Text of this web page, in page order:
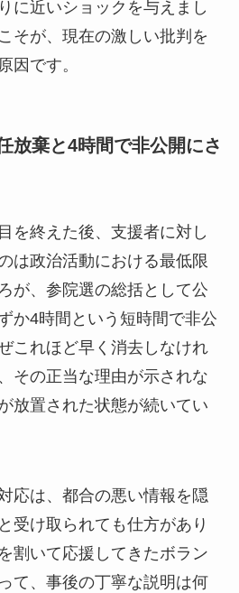
に近いショックを与えまし
そが、現在の激しい批判を
因です。
放棄と4時間で非公開にさ
を終えた後、支援者に対し
は政治活動における最低限
が、参院選の総括として公
か4時間という短時間で非公
これほど早く消去しなけれ
その正当な理由が示されな
放置された状態が続いてい
応は、都合の悪い情報を隠
受け取られても仕方があり
割いて応援してきたボラン
て、事後の丁寧な説明は何